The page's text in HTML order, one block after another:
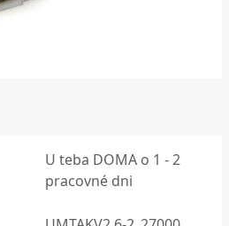
U teba DOMA o 1 - 2
pracovné dni